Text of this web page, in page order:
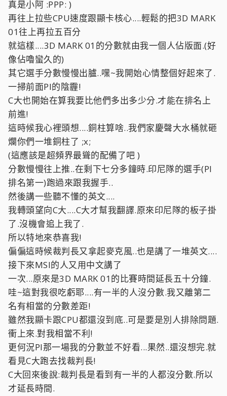
真是小阿 :PPP: )
再往上拉些CPU速度跟顯卡核心....輕鬆的把3D MARK
01往上再拉五百分
就這樣....3D MARK 01的分數就由我一個人佔版面.(好
像佔嚕蠻久的)
其它選手分數慢慢出臚..嘿~我開始心情整個好起來了.
一掃前面PI的陰霾!
C大也開始在算我要比他們多出多少分.才能在排名上
前進!
這時候我心裡頭想....銅柱算啥..我們家慶聲大水桶就砸
爛你們一堆銅柱了 ;x;
(這應該是超頻界最聳的配備了吧 )
分數慢慢往上推..在剩下七分多鐘時.印尼隊的選手(PI
排名第一)跑過來跟我握手..
然後講一些聽不懂的英文....
我轉頭望向C大....C大才幫我翻譯.原來印尼隊的板子掛
了.沒機會追上我了.
所以特地來恭喜我!
偏偏這時候裁判長又拿起麥克風..也是講了一堆英文....
接下來MSI的人又用中文講了
一次...原來是3D MARK 01的比賽時間延長五十分鐘.
哇~這對我很吃虧耶....有一半的人沒分數.我又離第二
名有相當的分數差距!
雖然我顯卡跟CPU都還沒到底..可是要是別人排除問題.
衝上來.對我相當不利!
更何況PI那一場我的分數並不好看...果然..還沒想完.就
看見C大跑去找裁判長!
C大回來後說:裁判長是看到有一半的人都沒分數.所以
才延長時間.